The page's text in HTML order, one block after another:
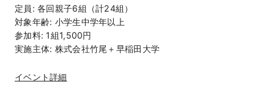
定員: 各回親子6組（計24組）
対象年齢: 小学生中学年以上
参加料: 1組1,500円
実施主体: 株式会社竹尾＋早稲田大学
イベント詳細